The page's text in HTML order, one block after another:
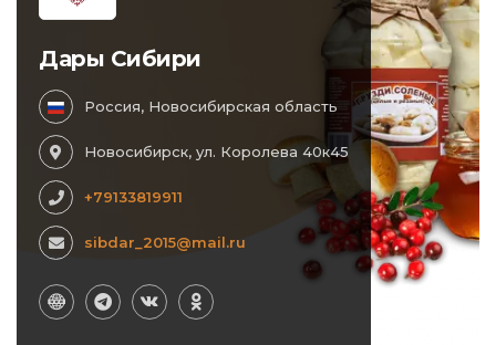
Дары Сибири
Россия, Новосибирская область
Новосибирск, ул. Королева 40к45
+79133819911
sibdar_2015@mail.ru